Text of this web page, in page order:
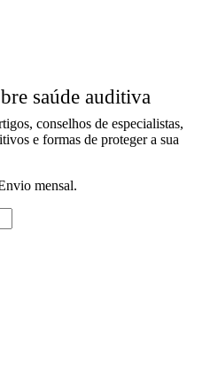
saúde auditiva
conselhos de especialistas,
e formas de proteger a sua
mensal.